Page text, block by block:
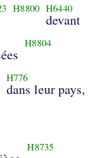
H8800 H6440
devant
H8804
H776
dans leur pays,
H8735